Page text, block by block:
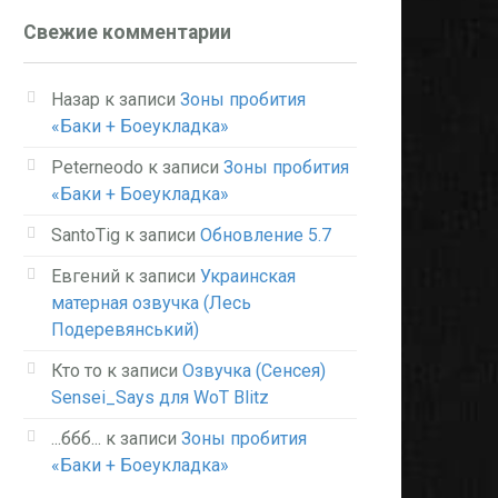
Свежие комментарии
Назар к записи Зоны пробития
«Баки + Боеукладка»
Peterneodo к записи Зоны пробития
«Баки + Боеукладка»
SantoTig к записи Обновление 5.7
Евгений к записи Украинская
матерная озвучка (Лесь
Подеревянський)
Кто то к записи Озвучка (Сенсея)
Sensei_Says для WoT Blitz
...ббб... к записи Зоны пробития
«Баки + Боеукладка»